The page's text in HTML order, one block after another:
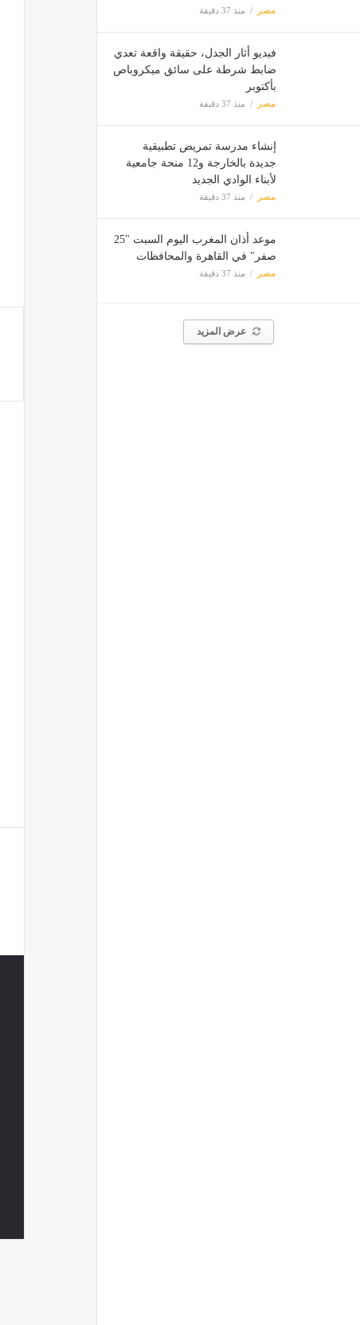
مصر منذ 37 دقيقة
فيديو أثار الجدل، حقيقة واقعة تعدي
ضابط شرطة على سائق ميكروباص
بأكتوبر
مصر منذ 37 دقيقة
إنشاء مدرسة تمريض تطبيقية
جديدة بالخارجة و12 منحة جامعية
لأبناء الوادي الجديد
مصر منذ 37 دقيقة
موعد أذان المغرب اليوم السبت "25
صفر" في القاهرة والمحافظات
مصر منذ 37 دقيقة
عرض المزيد